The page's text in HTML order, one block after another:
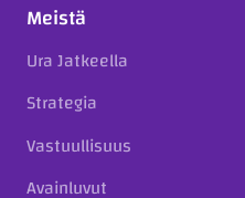
Meistä
Ura Jatkeella
Strategia
Vastuullisuus
Avainluvut